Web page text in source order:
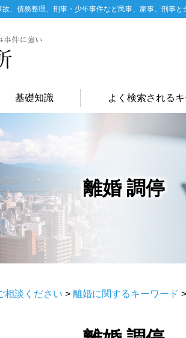
離婚 調停
、債務整理、刑事・少年事件など民事、家事、刑事と
基礎知識 よく検索される
相談ください > 離婚に関するキーワード >